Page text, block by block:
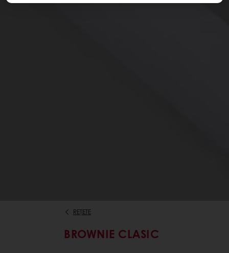
REȚETE
BROWNIE CLASIC